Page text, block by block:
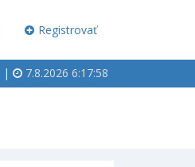
Registrovať
| 7.8.2026 6:17:58